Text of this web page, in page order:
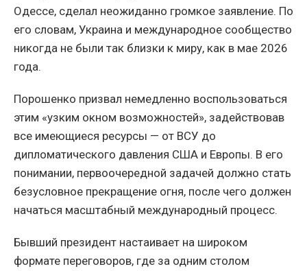
Одессе, сделал неожиданно громкое заявление. По
его словам, Украина и международное сообщество
никогда не были так близки к миру, как в мае 2026
года.
Порошенко призвал немедленно воспользоваться
этим «узким окном возможностей», задействовав
все имеющиеся ресурсы — от ВСУ до
дипломатического давления США и Европы. В его
понимании, первоочередной задачей должно стать
безусловное прекращение огня, после чего должен
начаться масштабный международный процесс.
Бывший президент настаивает на широком
формате переговоров, где за одним столом